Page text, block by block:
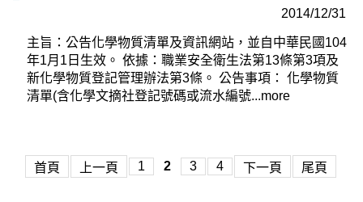
2014/12/31
主旨：公告化學物質清單及資訊網站，並自中華民國104
年1月1日生效。 依據：職業安全衛生法第13條第3項及
新化學物質登記管理辦法第3條。 公告事項： 化學物質
清單(含化學文摘社登記號碼或流水編號...more
首頁 上一頁 1 2 3 4 下一頁 尾頁